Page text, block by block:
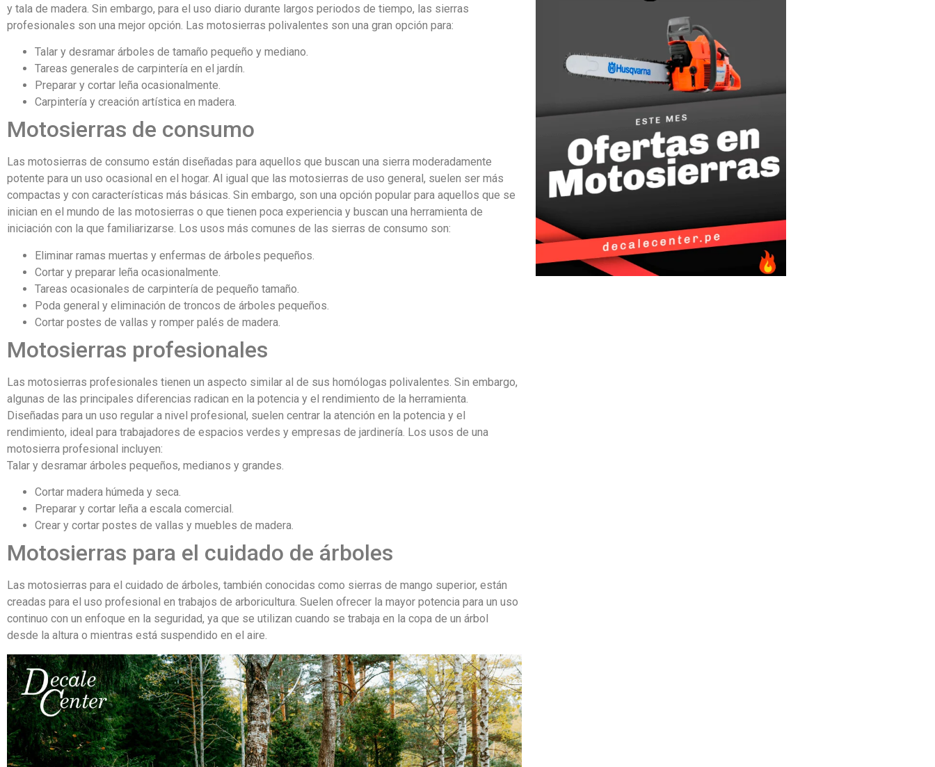
y tala de madera. Sin embargo, para el uso diario durante largos periodos de tiempo, las sierras
profesionales son una mejor opción. Las motosierras polivalentes son una gran opción para:
Talar y desramar árboles de tamaño pequeño y mediano.
Tareas generales de carpintería en el jardín.
Preparar y cortar leña ocasionalmente.
Carpintería y creación artística en madera.
Motosierras de consumo
Las motosierras de consumo están diseñadas para aquellos que buscan una sierra moderadamente
potente para un uso ocasional en el hogar. Al igual que las motosierras de uso general, suelen ser más
compactas y con características más básicas. Sin embargo, son una opción popular para aquellos que se
inician en el mundo de las motosierras o que tienen poca experiencia y buscan una herramienta de
iniciación con la que familiarizarse. Los usos más comunes de las sierras de consumo son:
Eliminar ramas muertas y enfermas de árboles pequeños.
Cortar y preparar leña ocasionalmente.
Tareas ocasionales de carpintería de pequeño tamaño.
Poda general y eliminación de troncos de árboles pequeños.
Cortar postes de vallas y romper palés de madera.
Motosierras profesionales
Las motosierras profesionales tienen un aspecto similar al de sus homólogas polivalentes. Sin embargo,
algunas de las principales diferencias radican en la potencia y el rendimiento de la herramienta.
Diseñadas para un uso regular a nivel profesional, suelen centrar la atención en la potencia y el
rendimiento, ideal para trabajadores de espacios verdes y empresas de jardinería. Los usos de una
motosierra profesional incluyen:
Talar y desramar árboles pequeños, medianos y grandes.
Cortar madera húmeda y seca.
Preparar y cortar leña a escala comercial.
Crear y cortar postes de vallas y muebles de madera.
Motosierras para el cuidado de árboles
Las motosierras para el cuidado de árboles, también conocidas como sierras de mango superior, están
creadas para el uso profesional en trabajos de arboricultura. Suelen ofrecer la mayor potencia para un uso
continuo con un enfoque en la seguridad, ya que se utilizan cuando se trabaja en la copa de un árbol
desde la altura o mientras está suspendido en el aire.